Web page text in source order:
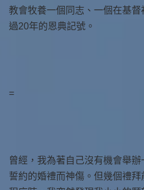
教會牧養一個同志、一個在基
過20年的恩典記號。
=
曾經，我為著自己沒有機會舉
誓約的婚禮而神傷。但幾個禮